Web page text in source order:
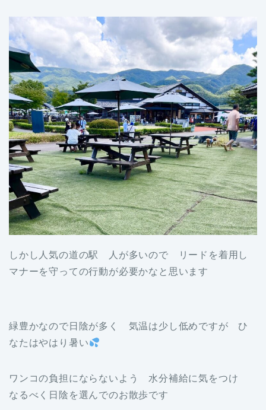
しかし人気の道の駅 人が多いので リードを着用し
マナーを守っての行動が必要かなと思います
緑豊かなので日陰が多く 気温は少し低めですが ひ
なたはやはり暑い
ワンコの負担にならないよう 水分補給に気をつけ
なるべく日陰を選んでのお散歩です